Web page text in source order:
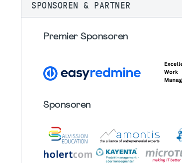
SPONSOREN & PARTNER
Premier Sponsoren
Sponsoren